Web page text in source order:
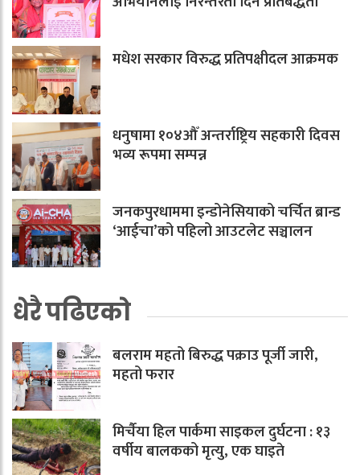
मधेश सरकार विरुद्ध प्रतिपक्षीदल आक्रमक
धनुषामा १०४औँ अन्तर्राष्ट्रिय सहकारी दिवस
भव्य रूपमा सम्पन्न
जनकपुरधाममा इन्डोनेसियाको चर्चित ब्रान्ड
‘आईचा’को पहिलो आउटलेट सञ्चालन
धेरै पढिएको
बलराम महतो बिरुद्ध पक्राउ पूर्जी जारी,
महतो फरार
मिर्चैया हिल पार्कमा साइकल दुर्घटना : १३
वर्षीय बालकको मृत्यु, एक घाइते